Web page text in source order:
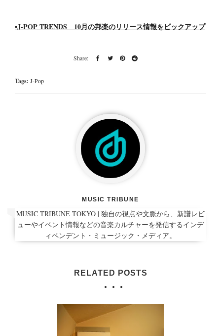
▪️J-POP TRENDS 10月の邦楽のリリース情報をピックアップ
Tags: J-Pop
MUSIC TRIBUNE
MUSIC TRIBUNE TOKYO | 独自の視点や文脈から、新譜レビ
ューやイベント情報などの音楽カルチャーを発信するインデ
ィペンデント・ミュージック・メディア。
RELATED POSTS